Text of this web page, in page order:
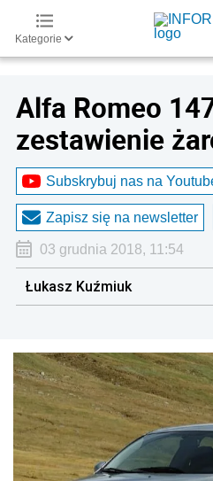
Kategorie
Alfa Romeo
zestawienie
Subskrybuj nas na
Zapisz się na newsletter
03 grudnia 2018, 11:54
Łukasz Kuźmiuk